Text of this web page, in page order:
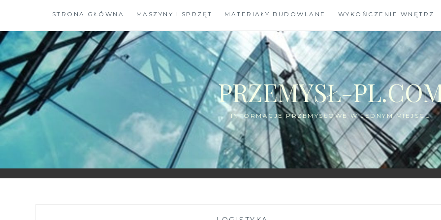
content
STRONA GŁÓWNA MASZYNY I SPRZĘT MATERIAŁY BUDOWLANE WYKOŃCZENIE WNĘTRZ
PRZEMYSŁ-
INFORMACJE PRZEMYSŁOWE W JEDNYM MIEJSCU